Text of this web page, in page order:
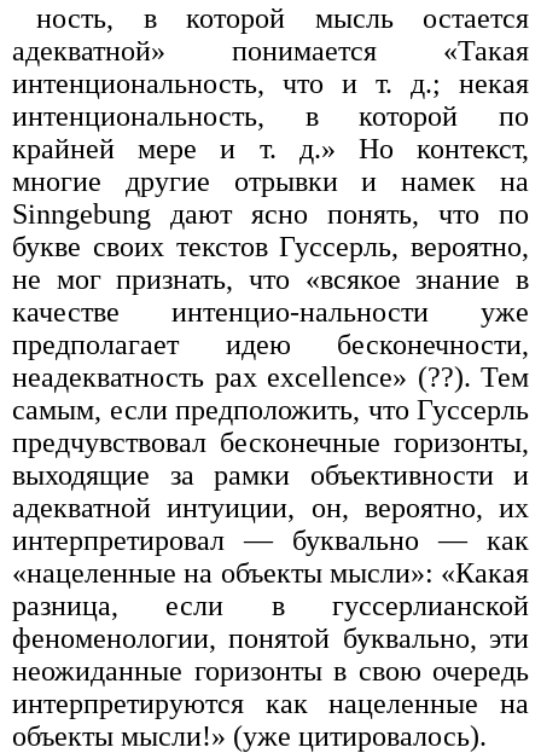
ность, в которой мысль остается
адекватной» понимается «Такая
интенциональность, что и т. д.; некая
интенциональность, в которой по
крайней мере и т. д.» Но контекст,
многие другие отрывки и намек на
Sinngebung дают ясно понять, что по
букве своих текстов Гуссерль, вероятно,
не мог признать, что «всякое знание в
качестве интенцио-нальности уже
предполагает идею бесконечности,
неадекватность pax excellence» (??). Тем
самым, если предположить, что Гуссерль
пред­чувствовал бесконечные горизонты,
выходящие за рамки объектив­ности и
адекватной интуиции, он, вероятно, их
интерпретировал — буквально — как
«нацеленные на объекты мысли»: «Какая
разница, если в гуссерлианской
феноменологии, понятой буквально, эти
нео­жиданные горизонты в свою очередь
интерпретируются как нацелен­ные на
объекты мысли!» (уже цитировалось).